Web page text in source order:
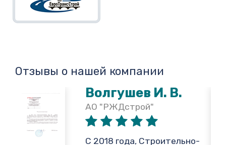
Отзывы о нашей компании
Волгушев И. В.
АО "РЖДстрой"
С 2018 года, Строительно-